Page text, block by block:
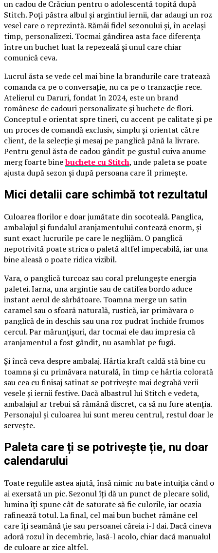
un cadou de Crăciun pentru o adolescentă topită după
Stitch. Poți păstra albul și argintiul iernii, dar adaugi un roz
vesel care o reprezintă. Rămâi fidel sezonului și, în același
timp, personalizezi. Tocmai gândirea asta face diferența
între un buchet luat la repezeală și unul care chiar
comunică ceva.
Lucrul ăsta se vede cel mai bine la brandurile care tratează
comanda ca pe o conversație, nu ca pe o tranzacție rece.
Atelierul cu Daruri, fondat în 2024, este un brand
românesc de cadouri personalizate și buchete de flori.
Conceptul e orientat spre tineri, cu accent pe calitate și pe
un proces de comandă exclusiv, simplu și orientat către
client, de la selecție și mesaj pe panglică până la livrare.
Pentru genul ăsta de cadou gândit pe gustul cuiva anume
merg foarte binebuchete cu Stitch, unde paleta se poate
ajusta după sezon și după persoana care îl primește.
Mici detalii care schimbă tot rezultatul
Culoarea florilor e doar jumătate din socoteală. Panglica,
ambalajul și fundalul aranjamentului contează enorm, și
sunt exact lucrurile pe care le neglijăm. O panglică
nepotrivită poate strica o paletă altfel impecabilă, iar una
bine aleasă o poate ridica vizibil.
Vara, o panglică turcoaz sau coral prelungește energia
paletei. Iarna, una argintie sau de catifea bordo aduce
instant aerul de sărbătoare. Toamna merge un satin
caramel sau o sfoară naturală, rustică, iar primăvara o
panglică de in deschis sau una roz pudrat închide frumos
cercul. Par mărunțișuri, dar tocmai ele dau impresia că
aranjamentul a fost gândit, nu asamblat pe fugă.
Și încă ceva despre ambalaj. Hârtia kraft caldă stă bine cu
toamna și cu primăvara naturală, în timp ce hârtia colorată
sau cea cu finisaj satinat se potrivește mai degrabă verii
vesele și iernii festive. Dacă albastrul lui Stitch e vedeta,
ambalajul ar trebui să rămână discret, ca să nu fure atenția.
Personajul și culoarea lui sunt mereu centrul, restul doar le
servește.
Paleta care ți se potrivește ție, nu doar
calendarului
Toate regulile astea ajută, însă nimic nu bate intuiția când o
ai exersată un pic. Sezonul îți dă un punct de plecare solid,
lumina îți spune cât de saturate să fie culorile, iar ocazia
rafinează totul. La final, cel mai bun buchet rămâne cel
care îți seamănă ție sau persoanei căreia i-l dai. Dacă cineva
adoră rozul în decembrie, lasă-l acolo, chiar dacă manualul
de culoare ar zice altfel.